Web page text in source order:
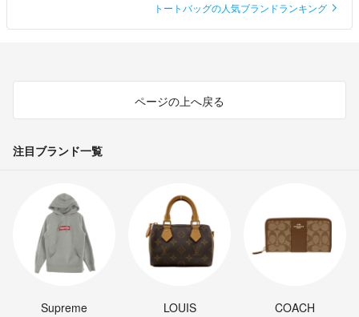
トートバッグの人気ブランドランキング
ページの上へ戻る
注目ブランド一覧
Supreme
LOUIS
COACH